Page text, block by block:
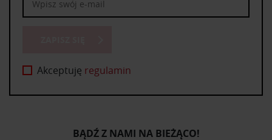
Akceptuję regulamin
BĄDŹ Z NAMI NA BIEŻĄCO!